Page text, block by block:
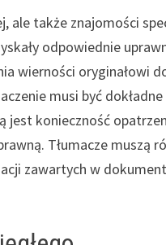
ale także znajomości
odpowiednie
wierności oryginałowi
musi być
jest konieczność
Tłumacze muszą
zawartych w